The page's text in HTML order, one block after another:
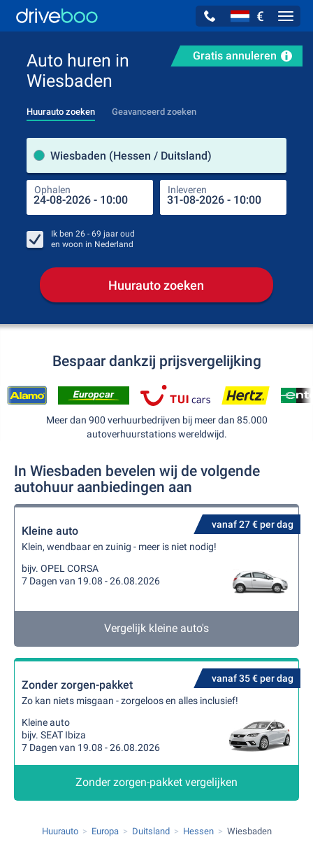
€
Gratis annuleren
Auto huren in
Wiesbaden
Huurauto zoeken Geavanceerd zoeken
Wiesbaden (Hessen / Duitsland)
Ophalen Inleveren
Ik ben 26 - 69 jaar oud
en woon in Nederland
Huurauto zoeken
Bespaar dankzij prijsvergelijking
Meer dan 900 verhuurbedrijven bij meer dan 85.000
autoverhuurstations wereldwijd.
In Wiesbaden bevelen wij de volgende
autohuur aanbiedingen aan
vanaf 27 € per dag
Kleine auto
Klein, wendbaar en zuinig - meer is niet nodig!
bijv. OPEL CORSA
7 Dagen van 19.08 - 26.08.2026
Vergelijk kleine auto's
vanaf 35 € per dag
Zonder zorgen-pakket
Zo kan niets misgaan - zorgeloos en alles inclusief!
Kleine auto
bijv. SEAT Ibiza
7 Dagen van 19.08 - 26.08.2026
Zonder zorgen-pakket vergelijken
Huurauto Europa Duitsland Hessen Wiesbaden